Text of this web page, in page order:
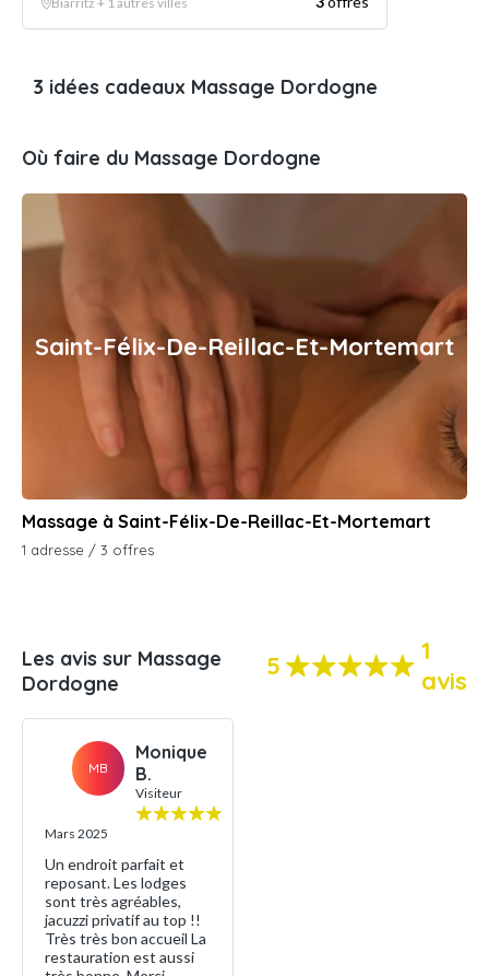
3 idées cadeaux Massage Dordogne
Où faire du Massage Dordogne
Saint-Félix-De-Reillac-Et-Mortemart
Massage à Saint-Félix-De-Reillac-Et-Mortemart
1 adresse / 3 offres
Les avis sur Massage
Dordogne
5
1
avis
MB
Monique
B.
Visiteur
Mars 2025
Un endroit parfait et
reposant. Les lodges
sont très agréables,
jacuzzi privatif au top !!
Très très bon accueil La
restauration est aussi